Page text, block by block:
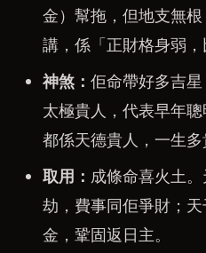
金）幫拖，但地支無
講，係「正財格身弱，
神煞： 佢命帶好多吉星
太極貴人，代表早年
都係天德貴人，一生多
取用： 成條命喜火土
劫，費事同佢爭財；
金，鞏固返日主。